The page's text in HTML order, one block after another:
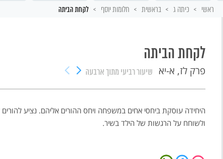
ראשי כיתה ג בראשית חלומות יוסף לקחת הביתה
לקחת הביתה
פרק לז, א-יא שיעור רביעי מתוך ארבעה
היחידה עוסקת ביחסי אחים במשפחה ויחס ההורים אליהם. נציע
ולשוחח על הרגשות של הילד בשיר.